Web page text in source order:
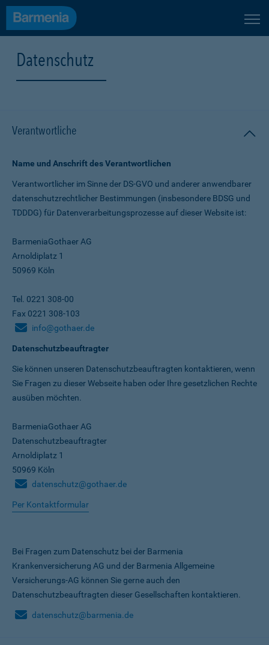
Datenschutz
Verantwortliche
Name und Anschrift des Verantwortlichen
Verantwortlicher im Sinne der DS-GVO und anderer anwendbarer
datenschutz­rechtlicher Bestimmungen (insbesondere BDSG und
TDDDG) für Daten­verarbeitungs­prozesse auf dieser Website ist:
BarmeniaGothaer AG
Arnoldiplatz 1
50969 Köln
Tel. 0221 308-00
Fax 0221 308-103
info@gothaer.de
Datenschutzbeauftragter
Sie können unseren Datenschutz­beauftragten kontaktieren, wenn
Sie Fragen zu dieser Webseite haben oder Ihre gesetzlichen Rechte
ausüben möchten.
BarmeniaGothaer AG
Datenschutzbeauftragter
Arnoldiplatz 1
50969 Köln
datenschutz@gothaer.de
Per Kontaktformular
Bei Fragen zum Datenschutz bei der Barmenia
Krankenversicherung AG und der Barmenia Allgemeine
Versicherungs-AG können Sie gerne auch den
Datenschutzbeauftragten dieser Gesellschaften kontaktieren.
datenschutz@barmenia.de